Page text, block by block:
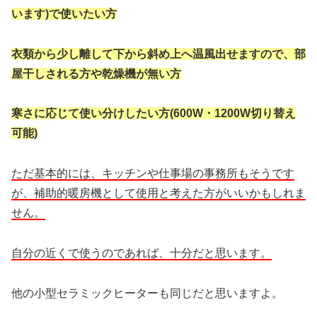
います)で使いたい方
衣類から少し離して下から斜め上へ温風出せますので、部
屋干しされる方や乾燥機が無い方
寒さに応じて使い分けしたい方(600W・1200W切り替え
可能)
ただ基本的には、キッチンや仕事場の事務所もそうです
が、補助的暖房機として使用と考えた方がいいかもしれま
せん。
自分の近くで使うのであれば、十分だと思います。
他の小型セラミックヒーターも同じだと思いますよ。